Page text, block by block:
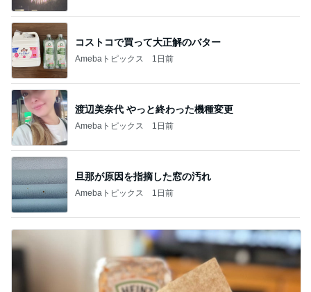
コストコで買って大正解のバター
Amebaトピックス 1日前
渡辺美奈代 やっと終わった機種変更
Amebaトピックス 1日前
旦那が原因を指摘した窓の汚れ
Amebaトピックス 1日前